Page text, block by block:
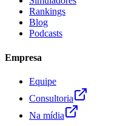
Rankings
Blog
Podcasts
Empresa
Equipe
Consultoria
Na mídia